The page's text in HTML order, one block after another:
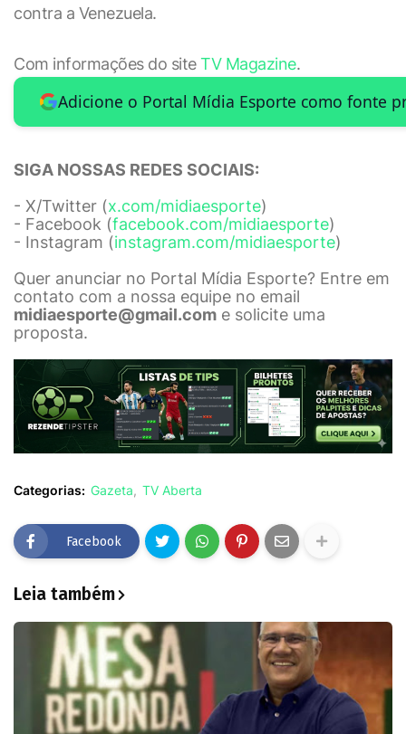
contra a Venezuela.
Com informações do siteTV Magazine.
Adicione o Portal Mídia Esporte como fonte
SIGA NOSSAS REDES SOCIAIS:
- X/Twitter (x.com/midiaesporte)
- Facebook (facebook.com/midiaesporte)
- Instagram (instagram.com/midiaesporte)
Quer anunciar no Portal Mídia Esporte? Entre em
contato com a nossa equipe no email
midiaesporte@gmail.com e solicite uma
proposta.
Categorias: Gazeta TV Aberta
Facebook
Leia também